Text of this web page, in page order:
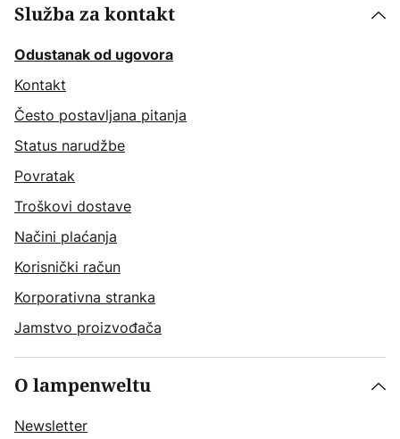
Služba za kontakt
Odustanak od ugovora
Kontakt
Često postavljana pitanja
Status narudžbe
Povratak
Troškovi dostave
Načini plaćanja
Korisnički račun
Korporativna stranka
Jamstvo proizvođača
O lampenweltu
Newsletter